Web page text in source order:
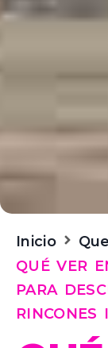
Inicio
QUÉ VER
PARA